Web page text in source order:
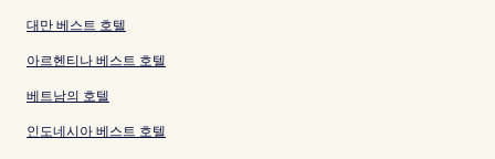
대만 베스트 호텔
아르헨티나 베스트 호텔
베트남의 호텔
인도네시아 베스트 호텔